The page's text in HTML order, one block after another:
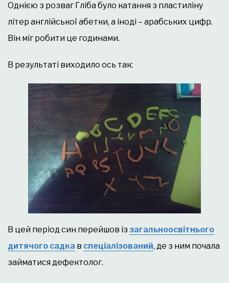
Однією з розваг Гліба було катання з пластиліну
літер англійської абетки, а іноді – арабських цифр.
Він міг робити це годинами.
В результаті виходило ось так:
В цей період син перейшов із загальноосвітнього
дитячого садка в спеціалізований, де з ним почала
займатися дефектолог.